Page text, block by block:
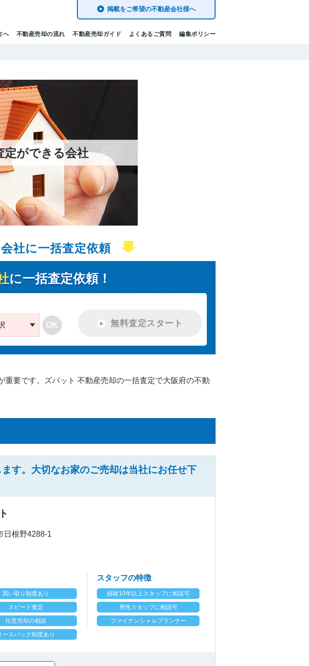
へ 不動産売却の流れ 不動産売却ガイド よくあるご質問 編集ポリシー
掲載をご希望の不動産会社様へ
定ができる会社
社に一括査定依頼
に一括査定依頼！
OK 無料査定スタート
要です。ズバット 不動産売却の一括査定で大阪府の不動
す。大切なお家のご売却は当社にお任せ下
日根野4288-1
買い取り制度あり
スピード査定
任意売却の相談
ースバック制度あり
スタッフの特徴
経験10年以上スタッフに相談可
男性スタッフに相談可
ファイナンシャルプランナー